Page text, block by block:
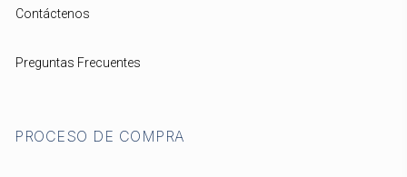
Contáctenos
Preguntas Frecuentes
PROCESO DE COMPRA